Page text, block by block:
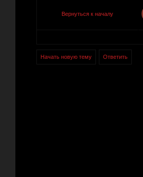
Вернуться к началу
Начать новую тему Ответить